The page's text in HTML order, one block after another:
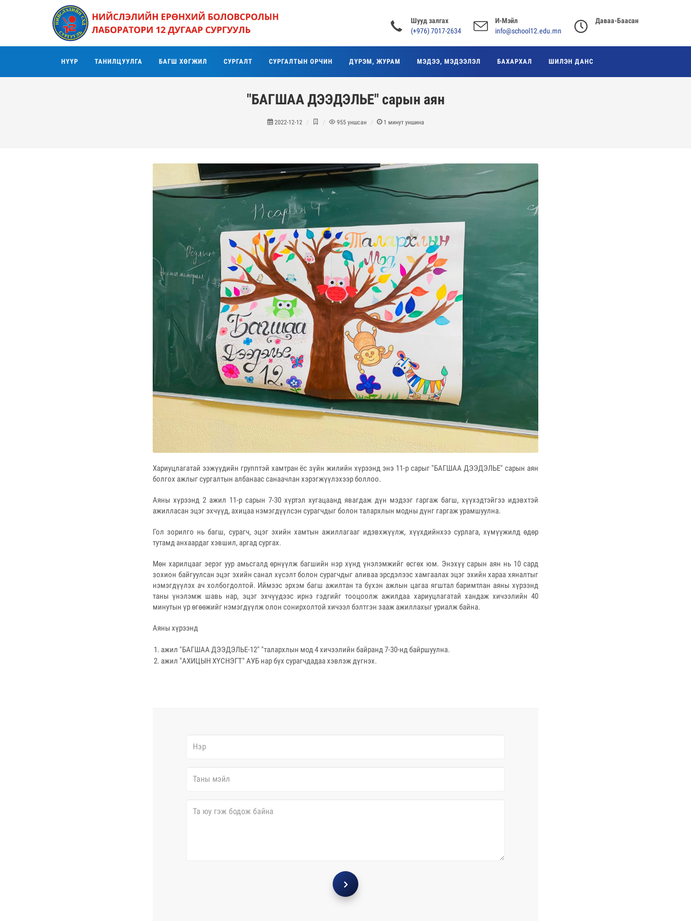
Шууд залгах
(+976) 7017-2634
И-Мэйл
info@school12.edu.mn
Даваа-Баасан
НҮҮР ТАНИЛЦУУЛГА БАГШ ХӨГЖИЛ СУРГАЛТ СУРГАЛТЫН ОРЧИН ДҮРЭМ, ЖУРАМ МЭДЭЭ, МЭДЭЭЛЭЛ БАХАРХАЛ ШИЛЭН ДАНС
"БАГШАА ДЭЭДЭЛЬЕ" сарын аян
2022-12-12 955 уншсан 1 минут уншина
Хариуцлагатай ээжүүдийн групптэй хамтран ёс зүйн жилийн хүрээнд энэ 11-р сарыг "БАГШАА ДЭЭДЭЛЬЕ" сарын аян
болгох ажлыг сургалтын албанаас санаачлан хэрэгжүүлэхээр боллоо.
Аяны хүрээнд 2 ажил 11-р сарын 7-30 хүртэл хугацаанд явагдаж дүн мэдээг гаргаж багш, хүүхэдтэйгээ идэвхтэй
ажилласан эцэг эхчүүд, ахицаа нэмэгдүүлсэн сурагчдыг болон талархлын модны дүнг гаргаж урамшуулна.
Гол зорилго нь багш, сурагч, эцэг эхийн хамтын ажиллагааг идэвхжүүлж, хүүхдийнхээ сурлага, хүмүүжилд өдөр
тутамд анхаардаг хэвшил, аргад сургах.
Мөн харилцааг эерэг уур амьсгалд өрнүүлж багшийн нэр хүнд үнэлэмжийг өсгөх юм. Энэхүү сарын аян нь 10 сард
зохион байгуулсан эцэг эхийн санал хүсэлт болон сурагчдыг аливаа эрсдэлээс хамгаалах эцэг эхийн хараа хяналтыг
нэмэгдүүлэх ач холбогдолтой. Иймээс эрхэм багш ажилтан та бүхэн ажлын цагаа ягштал баримтлан аяны хүрээнд
таны үнэлэмж шавь нар, эцэг эхчүүдээс ирнэ гэдгийг тооцоолж ажилдаа хариуцлагатай хандаж хичээлийн 40
минутын үр өгөөжийг нэмэгдүүлж олон сонирхолтой хичээл бэлтгэн зааж ажиллахыг уриалж байна.
Аяны хүрээнд
ажил "БАГШАА ДЭЭДЭЛЬЕ-12" "талархлын мод 4 хичээлийн байранд 7-30-нд байршуулна.
ажил "АХИЦЫН ХҮСНЭГТ" АУБ нар бүх сурагчдадаа хэвлэж дүгнэх.